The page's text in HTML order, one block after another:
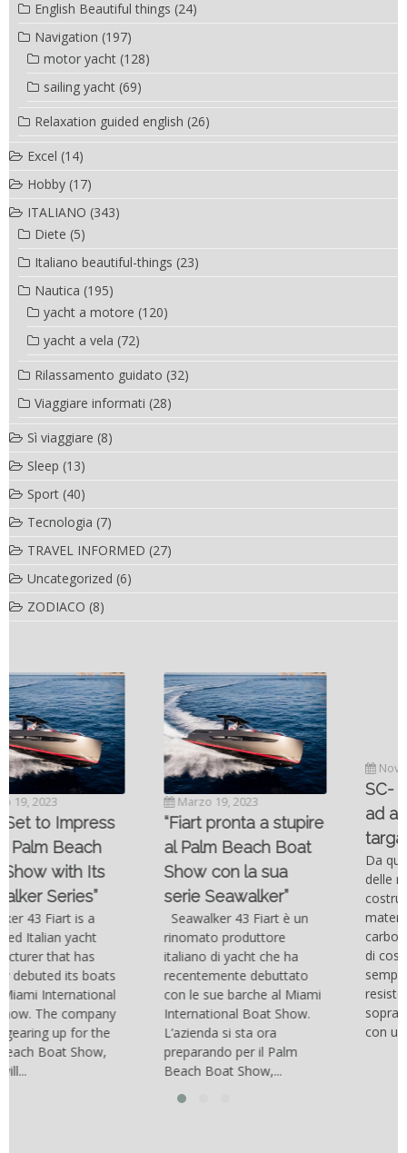
English Beautiful things (24)
Navigation (197)
motor yacht (128)
sailing yacht (69)
Relaxation guided english (26)
Excel (14)
Hobby (17)
ITALIANO (343)
Diete (5)
Italiano beautiful-things (23)
Nautica (195)
yacht a motore (120)
yacht a vela (72)
Rilassamento guidato (32)
Viaggiare informati (28)
Sì viaggiare (8)
Sleep (13)
Sport (40)
Tecnologia (7)
TRAVEL INFORMED (27)
Uncategorized (6)
ZODIACO (8)
Marzo 19, 2023
“Fiart pronta a stupire
al Palm Beach Boat
Show con la sua
serie Seawalker”
Seawalker 43 Fiart è un
rinomato produttore
italiano di yacht che ha
recentemente debuttato
con le sue barche al Miami
International Boat Show.
L’azienda si sta ora
preparando per il Palm
Beach Boat Show,...
Novembre 6, 2022
SC- 46 il catamarano
ad alte prestazioni
targato Outerlimits.
Da quando lo sviluppo
delle moderne tecnologie
costruttive e dei nuovi
materiali come la fibra di
carbonio hanno consentito
di costruire catamarani
sempre più belli, compatti,
resistenti, leggeri e
soprattutto stabili veloci
con una manovrabilità...